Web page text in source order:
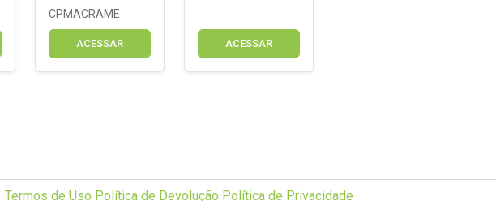
CPMACRAME
ACESSAR ACESSAR
Termos de Uso Política de Devolução Política de Privacidade